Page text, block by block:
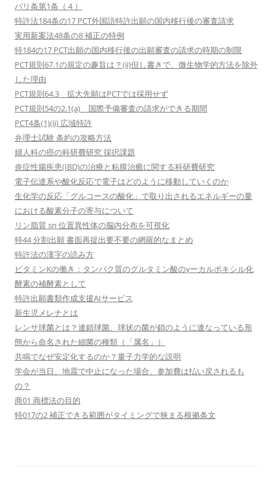
パリ条第1条（４）
特許法184条の17 PCT外国語特許出願の国内移行後の審査請求
実用新案法48条の8 補正の特例
特184の17 PCT出願の国内移行後の出願審査の請求の時期の制限
PCT規則67.1の規定の趣旨は？(ii)但し書きで、微生物学的方法を除外
した理由
PCT規則64.3 拡大先願はPCTでは採用せず
PCT規則54の2.1(a) 国際予備審査の請求ができる期間
PCT4条(1)(ii) 広域特許
弁理士試験 条約の攻略方法
婦人科の癌の科研費研究 採択課題
炎症性腸疾患(IBD)の治療と粘膜治癒に関する科研費研究
電子伝達系や酸化反応で電子はどのように移動していくのか
生化学の反応「グルコースの酸化」で取り出されるエネルギーの量
における酸素分子の寄与について
リン脂質 sn 位置異性体の脳内分布を可視化
特44 分割出願 書面再提出要不要の網羅的なまとめ
特許法の漢字の読み方
ビタミンKの働き：タンパク質のグルタミン酸のγーカルボキシル化
酵素の補酵素として
特許出願書類作成支援AIサービス
新生児メレナとは
レンサ球菌とは？連鎖球菌、球状の菌が鎖のように連なっている形
態から命名された細菌の種類（「属名」）
共鳴でなぜ安定化するのか？量子力学的な説明
学会が当日、地震で中止になった場合、参加費は払い戻されるも
の？
商01 商標法の目的
特017の2 補正できる範囲がタイミングで狭まる根拠条文